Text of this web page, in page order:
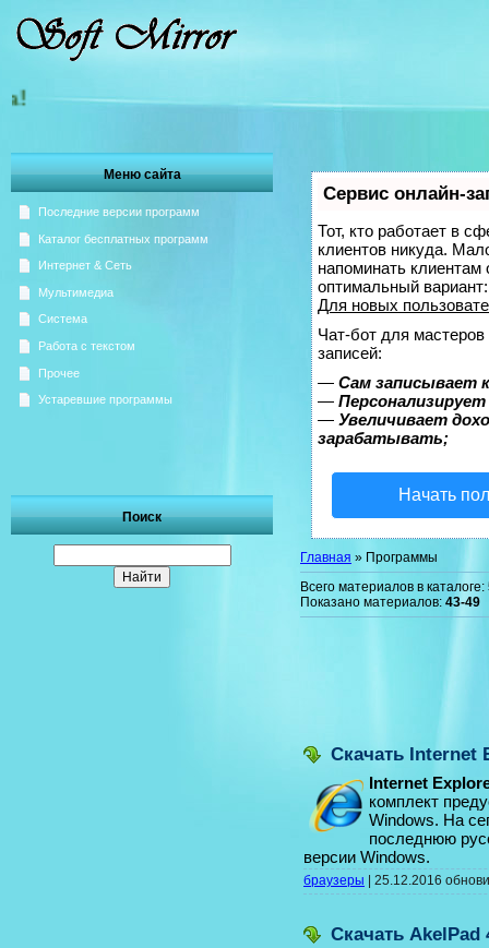
Добро пожаловать на
Меню сайта
Последние версии программ
Каталог бесплатных программ
Интернет & Сеть
Мультимедиа
Система
Работа с текстом
Прочее
Устаревшие программы
Поиск
Сервис онлайн-
Тот, кто работает в
клиентов никуда.
напоминать
оптимальный
Для новых
Чат-бот для
записей:
— Сам записывает
—
— Увеличивает
зарабатывать;
Начать
Главная » Программы
Всего материалов в каталоге:
Показано материалов: 43-49
Скачать Internet
Internet
комплект
Windows. На
последнюю
версии Windows.
браузеры 25.12.2016
Скачать